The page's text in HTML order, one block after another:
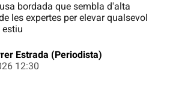
bordada que sembla d'alta
les expertes per elevar qualsevol
Estrada (Periodista)
12:30